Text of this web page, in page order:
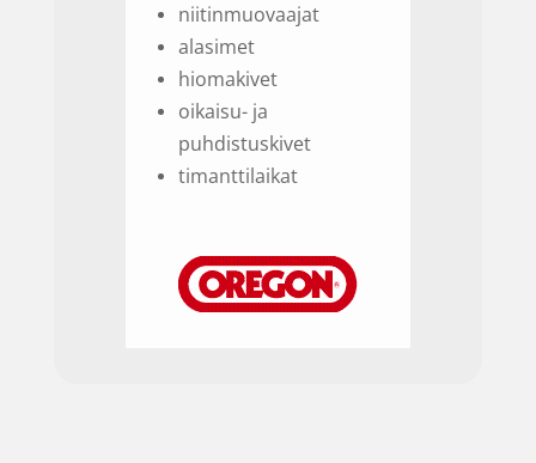
niitinmuovaajat
alasimet
hiomakivet
oikaisu- ja
puhdistuskivet
timanttilaikat